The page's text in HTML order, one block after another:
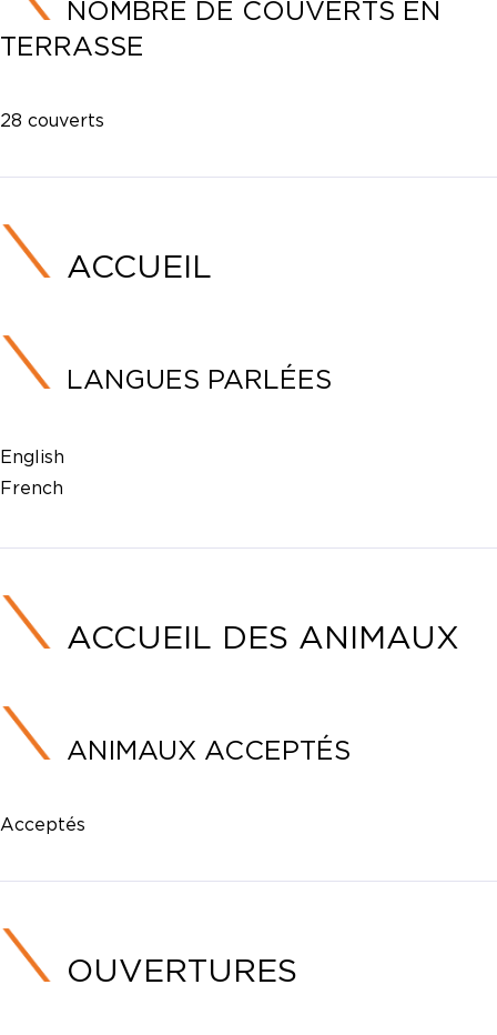
NOMBRE DE COUVERTS EN
TERRASSE
28 couverts
ACCUEIL
LANGUES PARLÉES
English
French
ACCUEIL DES ANIMAUX
ANIMAUX ACCEPTÉS
Acceptés
OUVERTURES